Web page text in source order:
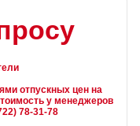
у менеджеров